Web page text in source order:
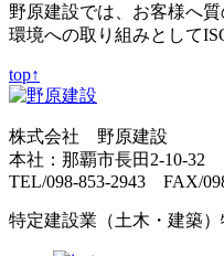
野原建設では、お客様へ
環境への取り組みとして
top↑
株式会社 野原建設
本社：那覇市長田2-10-32
TEL/098-853-2943 FAX/
特定建設業（土木・建築）